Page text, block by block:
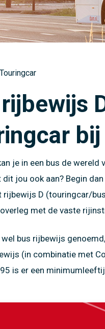
Heftruck
EHBO
Code 95
producten
Touringcar
je in een bus de
jou ook aan? Begin
D (touringcar/
met de vaste
bus rijbewijs
(in combinatie met
is er een